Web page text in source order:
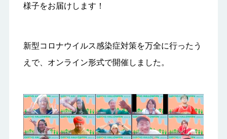
様子をお届けします！
新型コロナウイルス感染症対策を万全に行ったう
えで、オンライン形式で開催しました。